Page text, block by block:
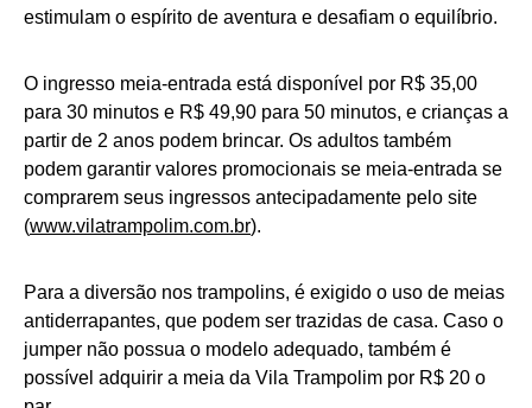
estimulam o espírito de aventura e desafiam o equilíbrio.
O ingresso meia-entrada está disponível por R$ 35,00
para 30 minutos e R$ 49,90 para 50 minutos, e crianças a
partir de 2 anos podem brincar. Os adultos também
podem garantir valores promocionais se meia-entrada se
comprarem seus ingressos antecipadamente pelo site
(www.vilatrampolim.com.br).
Para a diversão nos trampolins, é exigido o uso de meias
antiderrapantes, que podem ser trazidas de casa. Caso o
jumper não possua o modelo adequado, também é
possível adquirir a meia da Vila Trampolim por R$ 20 o